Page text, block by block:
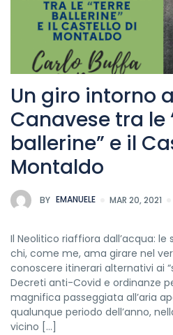
Un giro intorno
Canavese tra le
ballerine”​ e il
Montaldo
BY EMANUELE MAR 20, 2021
Il Neolitico riaffiora dall’acqua:
chi, come me, ama girare nel
conoscere itinerari alternativi ai
Decreti anti-Covid e ordinanze
magnifica passeggiata all’aria
qualunque periodo dell’anno,
vicino […]